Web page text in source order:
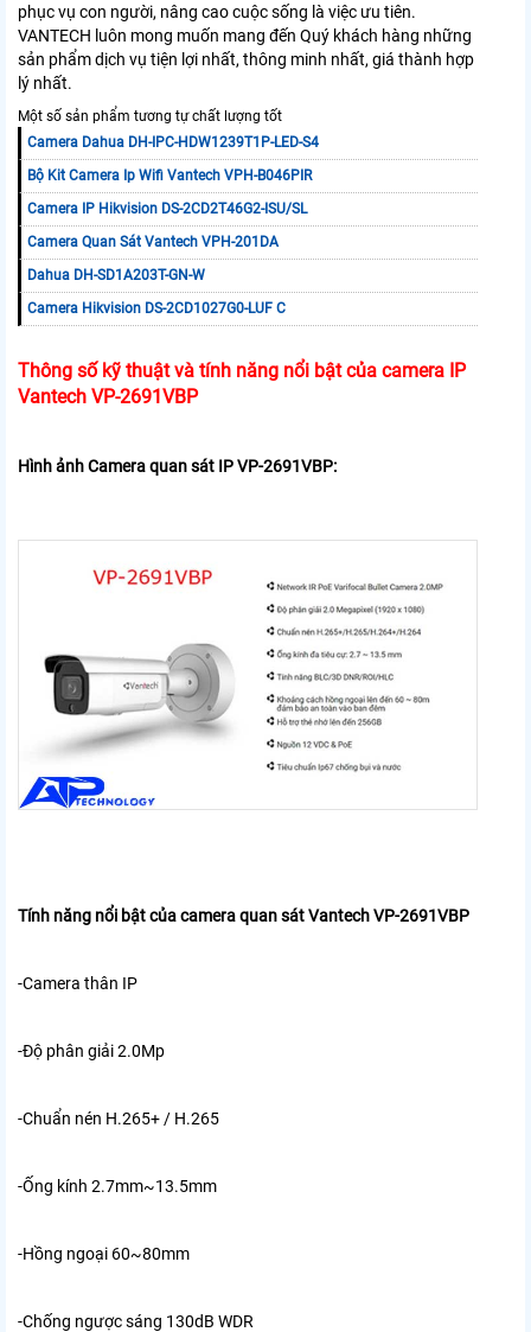
phục vụ con người, nâng cao cuộc sống là việc ưu tiên.
VANTECH luôn mong muốn mang đến Quý khách hàng những
sản phẩm dịch vụ tiện lợi nhất, thông minh nhất, giá thành hợp
lý nhất.
Một số sản phẩm tương tự chất lượng tốt
Camera Dahua DH-IPC-HDW1239T1P-LED-S4
Bộ Kit Camera Ip Wifi Vantech VPH-B046PIR
Camera IP Hikvision DS-2CD2T46G2-ISU/SL
Camera Quan Sát Vantech VPH-201DA
Dahua DH-SD1A203T-GN-W
Camera Hikvision DS-2CD1027G0-LUF C
Thông số kỹ thuật và tính năng nổi bật của camera IP
Vantech VP-2691VBP
Hình ảnhCamera quan sát IP VP-2691VBP:
Tính năng nổi bật của camera quan sát Vantech VP-2691VBP
-Camera thân IP
-Độ phân giải 2.0Mp
-Chuẩn nén H.265+ / H.265
-Ống kính 2.7mm~13.5mm
-Hồng ngoại 60~80mm
-Chống ngược sáng 130dB WDR